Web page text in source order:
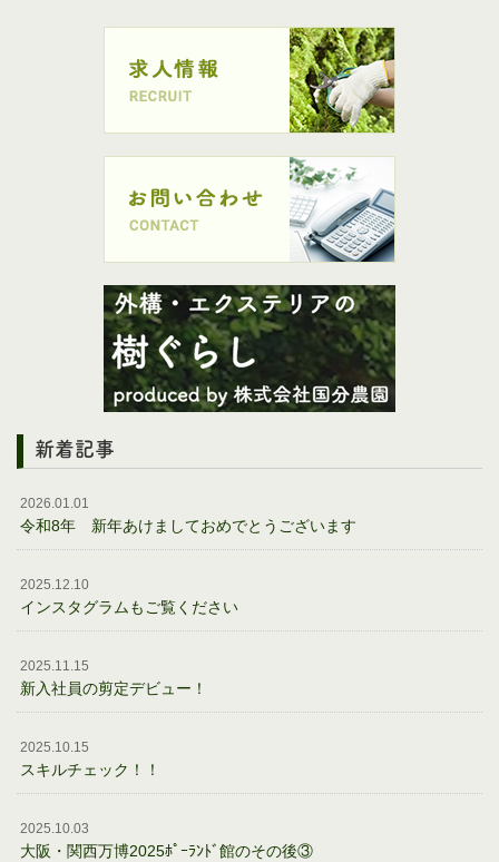
新着記事
2026.01.01
令和8年 新年あけましておめでとうございます
2025.12.10
インスタグラムもご覧ください
2025.11.15
新入社員の剪定デビュー！
2025.10.15
スキルチェック！！
2025.10.03
大阪・関西万博2025ﾎﾟｰﾗﾝﾄﾞ館のその後③